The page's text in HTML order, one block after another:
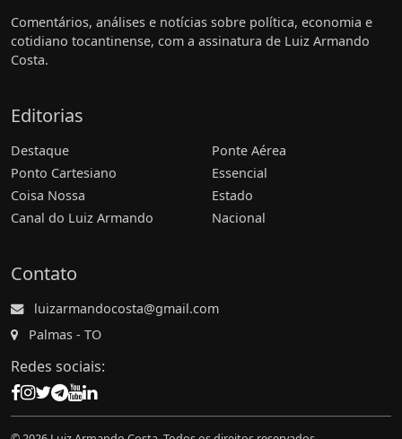
Comentários, análises e notícias sobre política, economia e
cotidiano tocantinense, com a assinatura de Luiz Armando
Costa.
Editorias
Destaque
Ponto Cartesiano
Coisa Nossa
Canal do Luiz Armando
Ponte Aérea
Essencial
Estado
Nacional
Contato
luizarmandocosta@gmail.com
Palmas - TO
Redes sociais: